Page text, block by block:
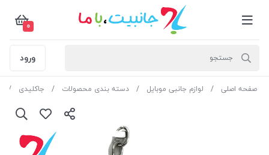
0
ورود
صفحه اصلی لوازم جانبی موبایل دسته بندی محصولات جاکلیدی